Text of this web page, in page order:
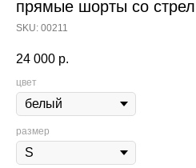
прямые шорты со
SKU: 00211
24 000 р.
цвет
размер